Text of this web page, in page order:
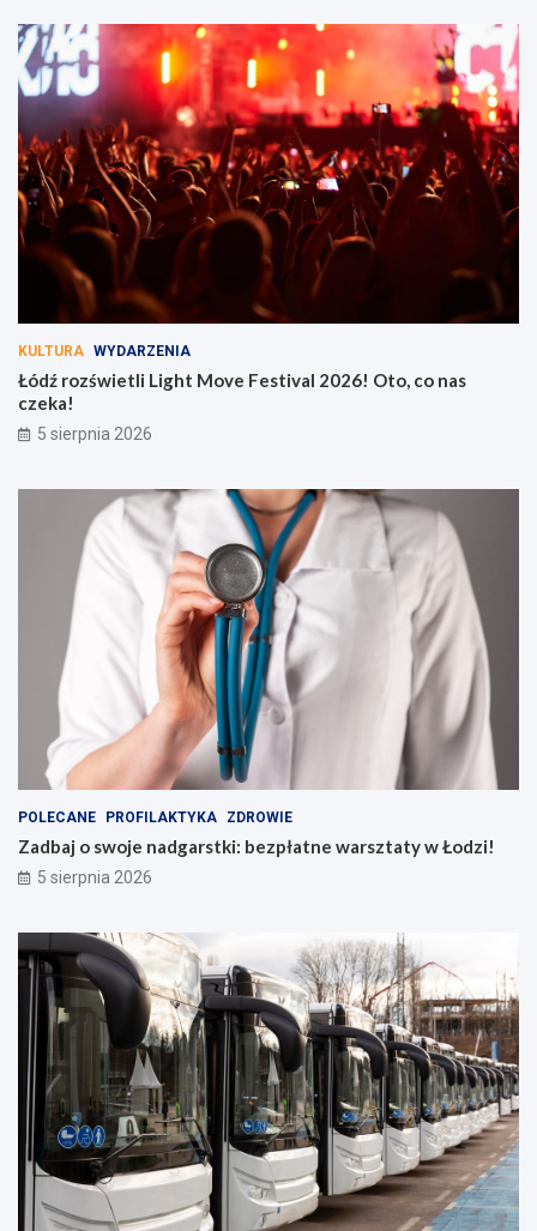
KULTURA WYDARZENIA
Łódź rozświetli Light Move Festival 2026! Oto, co nas
czeka!
5 sierpnia 2026
POLECANE PROFILAKTYKA ZDROWIE
Zadbaj o swoje nadgarstki: bezpłatne warsztaty w Łodzi!
5 sierpnia 2026